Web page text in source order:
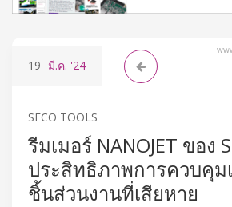
19 มี.ค. '24
SECO TOOLS
รีมเมอร์ NANOJET ของ
ประสิทธิภาพการควบคุม
ชิ้นส่วนงานที่เสียหาย